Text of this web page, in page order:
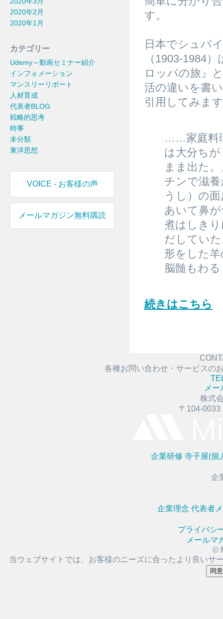
2020年2月
2020年1月
カテゴリー
Udemy～動画セミナー紹介
インフォメーション
マンスリーリポート
人材育成
代表者BLOG
戦略的思考
時事
未分類
東洋思想
VOICE - お客様の声
メールマガジン無料購読
す。
日本でシュバ
（1903-1984
ロッパの旅』
活の違いを書
引用してみま
……家庭料
は大分ち
まま出た
チンで滋
うし）の
あいて鼻
煮はしき
だしてい
形をした
脳髄もわ
続きはこちら
各種お問い合わせ・サービスの
メ
株式
〒104-0033
企業研修 寺子屋(個
企
企業理念 代表者
プライバシ
メールマ
©
当ウェブサイトでは、お客様のニーズに合ったより良いサ
同